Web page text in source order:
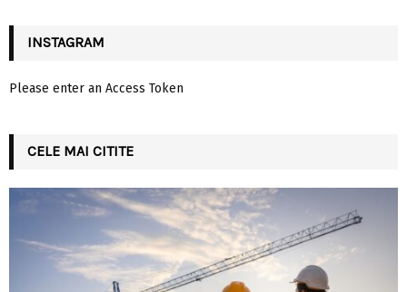
INSTAGRAM
Please enter an Access Token
CELE MAI CITITE